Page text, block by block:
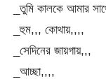
_তুমি কালকে আমার
_হুম,,, কোথায়,,,,
_সেদিনের জায়গায়,,,
_আচ্ছা,,,,